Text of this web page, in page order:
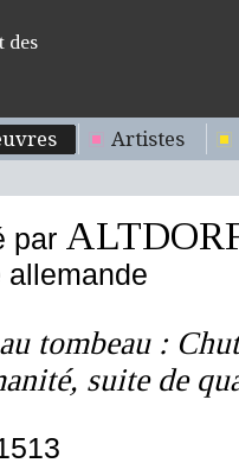
des
Artistes
par
allemande
tombeau :
suite de